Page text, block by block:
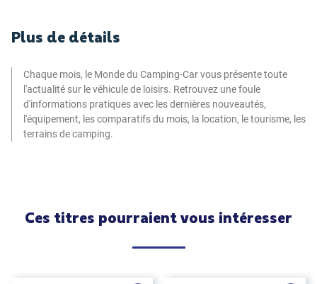
Plus de détails
Chaque mois, le Monde du Camping-Car vous présente toute
l'actualité sur le véhicule de loisirs. Retrouvez une foule
d'informations pratiques avec les dernières nouveautés,
l'équipement, les comparatifs du mois, la location, le tourisme, les
terrains de camping.
Ces titres pourraient vous intéresser